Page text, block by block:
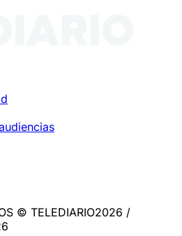
© TELEDIARIO2026 /